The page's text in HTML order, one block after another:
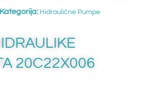
Kategorija: Hidraulične Pumpe
20C22X006